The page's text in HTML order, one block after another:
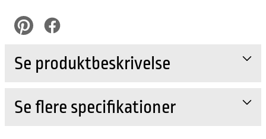
pinterestFacebook
Se produktbeskrivelse
Se flere specifikationer